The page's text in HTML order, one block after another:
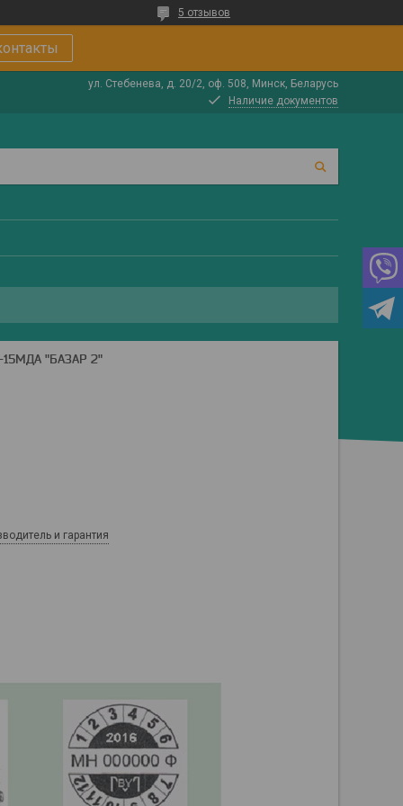
5 отзывов
ул. Стебенева, д. 20/2, оф. 508, Минск, Беларусь
Наличие документов
"БАЗАР 2"
и гарантия